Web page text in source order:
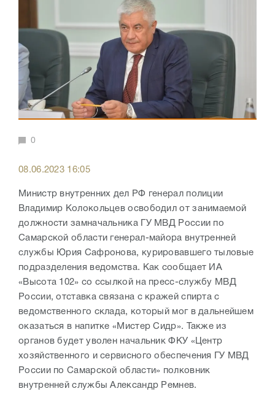
0
08.06.2023 16:05
Министр внутренних дел РФ генерал полиции
Владимир Колокольцев освободил от занимаемой
должности замначальника ГУ МВД России по
Самарской области генерал-майора внутренней
службы Юрия Сафронова, курировавшего тыловые
подразделения ведомства. Как сообщает ИА
«Высота 102» со ссылкой на пресс-службу МВД
России, отставка связана с кражей спирта с
ведомственного склада, который мог в дальнейшем
оказаться в напитке «Мистер Сидр». Также из
органов будет уволен начальник ФКУ «Центр
хозяйственного и сервисного обеспечения ГУ МВД
России по Самарской области» полковник
внутренней службы Александр Ремнев.